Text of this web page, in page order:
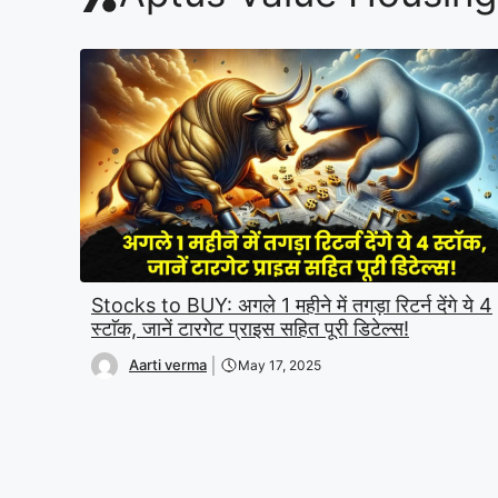
Stocks to BUY: अगले 1 महीने में तगड़ा रिटर्न देंगे ये 4
स्टाॅक, जानें टारगेट प्राइस सहित पूरी डिटेल्स!
Aarti verma May 17, 2025